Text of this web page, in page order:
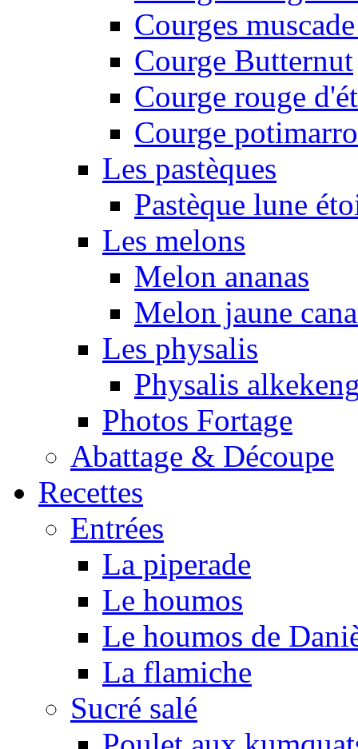
Courges
Courge Butternut
Courge rouge
Courge
Les pastèques
Pastèque lune
Les melons
Melon ananas
Melon jaune
Les physalis
Physalis
Photos Fortage
Abattage & Découpe
Recettes
Entrées
La piperade
Le houmos
Le houmos de
La flamiche
Sucré salé